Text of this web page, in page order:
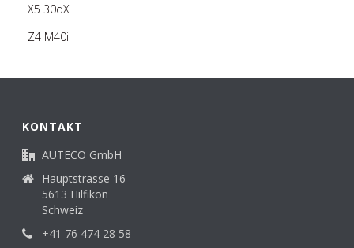
X5 30dX
Z4 M40i
KONTAKT
AUTECO GmbH
Hauptstrasse 16
5613 Hilfikon
Schweiz
+41 76 474 28 58